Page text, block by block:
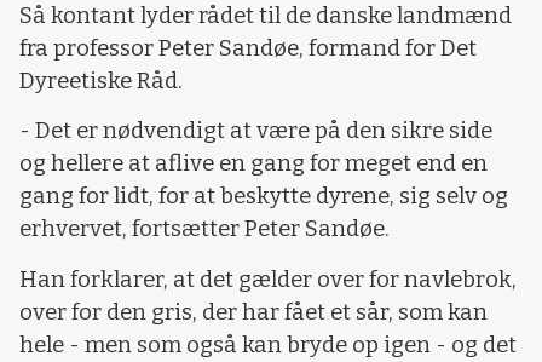
Så kontant lyder rådet til de danske landmænd
fra professor Peter Sandøe, formand for Det
Dyreetiske Råd.
- Det er nødvendigt at være på den sikre side
og hellere at aflive en gang for meget end en
gang for lidt, for at beskytte dyrene, sig selv og
erhvervet, fortsætter Peter Sandøe.
Han forklarer, at det gælder over for navlebrok,
over for den gris, der har fået et sår, som kan
hele - men som også kan bryde op igen - og det